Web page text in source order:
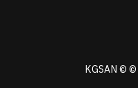
KGSAN ©